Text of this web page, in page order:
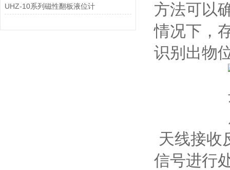
UHZ-10系列磁性翻板液位计
方法可以
情况下，
识别出物
天线接收
信号进行